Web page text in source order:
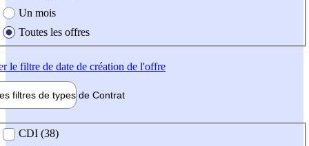
Un mois
Toutes les offres
le filtre de date de création de l'offre
filtres de types de Contrat
contrat
CDI (38)